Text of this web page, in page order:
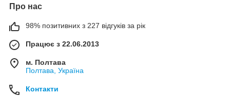
Про нас
98% позитивних з 227 відгуків за рік
Працює з 22.06.2013
м. Полтава
Полтава, Україна
Контакти